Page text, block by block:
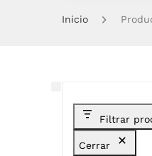
Inicio
Filtrar
Cerrar